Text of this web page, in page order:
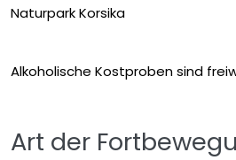
Naturpark Korsika
Alkoholische Kostproben sind
Art der